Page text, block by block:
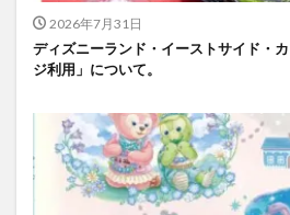
2026年7月31日
ディズニーランド・イーストサイド・
ジ利用」について。